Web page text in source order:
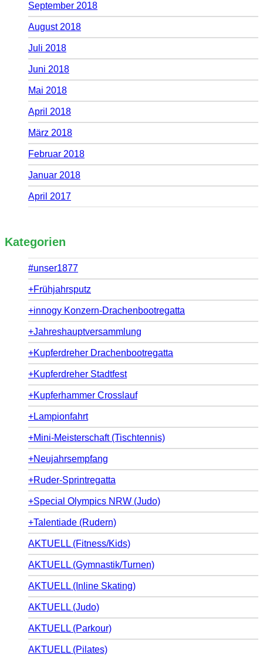
September 2018
August 2018
Juli 2018
Juni 2018
Mai 2018
April 2018
März 2018
Februar 2018
Januar 2018
April 2017
Kategorien
#unser1877
+Frühjahrsputz
+innogy Konzern-Drachenbootregatta
+Jahreshauptversammlung
+Kupferdreher Drachenbootregatta
+Kupferdreher Stadtfest
+Kupferhammer Crosslauf
+Lampionfahrt
+Mini-Meisterschaft (Tischtennis)
+Neujahrsempfang
+Ruder-Sprintregatta
+Special Olympics NRW (Judo)
+Talentiade (Rudern)
AKTUELL (Fitness/Kids)
AKTUELL (Gymnastik/Turnen)
AKTUELL (Inline Skating)
AKTUELL (Judo)
AKTUELL (Parkour)
AKTUELL (Pilates)